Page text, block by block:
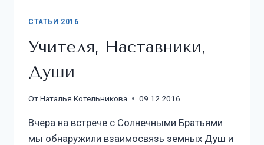
СТАТЬИ 2016
Учителя, Наставники,
Души
ОтНаталья Котельникова 09.12.2016
Вчера на встрече с Солнечными Братьями
мы обнаружили взаимосвязь земных Душ и